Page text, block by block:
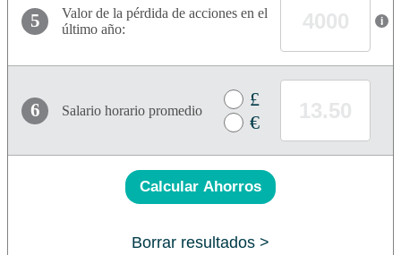
5
Valor de la pérdida de acciones en el
último año:
i
6 Salario horario promedio
£
€
Calcular Ahorros
Borrar resultados >